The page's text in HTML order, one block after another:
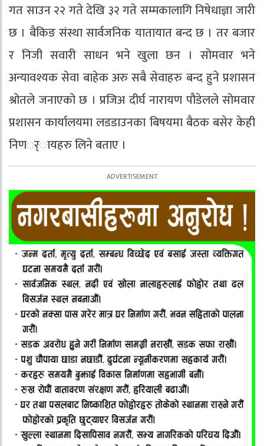
गत साउन २२ गते देखि ३२ गते सम्मकालागि निषेधाज्ञा जारी
छ । बैकिङ संस्था सार्वजनिक यातायात बन्द छ । तर बजार
र निजी सवारी साधन भने खुला छन । सोमवार भने
अन्यावश्यक सेवा बाहेक अरु सबै सेवाहरु बन्द हुने प्रशासन
श्रोतले जनाएको छ । प्रजिअ दीर्घ नारायण पौडेलले सोमवार
प्रशासन कार्यालयमा लडडाउनका बिषयमा बैठक बसेर केही
निणर््ायहरु लिने बताए ।